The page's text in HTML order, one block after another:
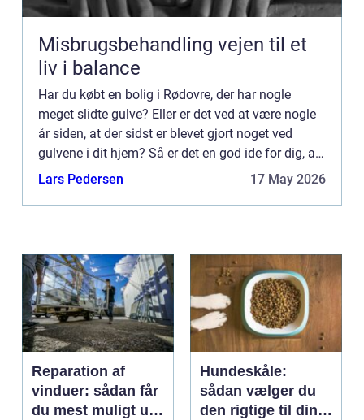
Misbrugsbehandling vejen til et
liv i balance
Har du købt en bolig i Rødovre, der har nogle
meget slidte gulve? Eller er det ved at være nogle
år siden, at der sidst er blevet gjort noget ved
gulvene i dit hjem? Så er det en god ide for dig, at
du får en afh...
Lars Pedersen 17 May 2026
Reparation af
vinduer: sådan får
du mest muligt ud
Hundeskåle:
sådan vælger du
den rigtige til din